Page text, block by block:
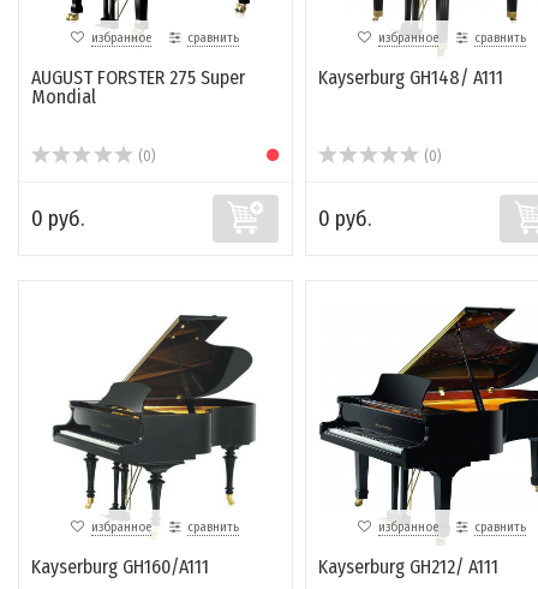
избранное сравнить
AUGUST FORSTER 275 Super
Mondial
(0)
0 руб.
избранное сравнить
Kayserburg GH148/ A111
(0)
0 руб.
избранное сравнить
Kayserburg GH160/A111
избранное сравнить
Kayserburg GH212/ A111